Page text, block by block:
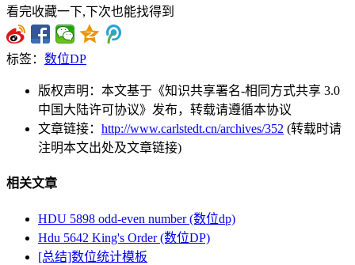
看完收藏一下,下次也能找得到
标签： 数位DP
版权声明：本文基于《知识共享署名-相同方式共享 3.0
中国大陆许可协议》发布，转载请遵循本协议
文章链接： http://www.carlstedt.cn/archives/352 (转载时请
注明本文出处及文章链接)
相关文章
HDU 5898 odd-even number (数位dp)
Hdu 5642 King's Order (数位DP)
[总结]数位统计模板